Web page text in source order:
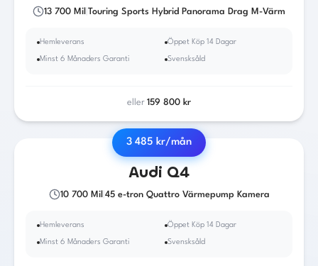
13 700 Mil Touring Sports Hybrid Panorama Drag M-Värm
Hemleverans Öppet Köp 14 Dagar
Minst 6 Månaders Garanti Svensksåld
eller 159 800 kr
3 485 kr/mån
Audi Q4
10 700Mil 45 e-tron Quattro Värmepump Kamera
Hemleverans Öppet Köp 14 Dagar
Minst 6 Månaders Garanti Svensksåld